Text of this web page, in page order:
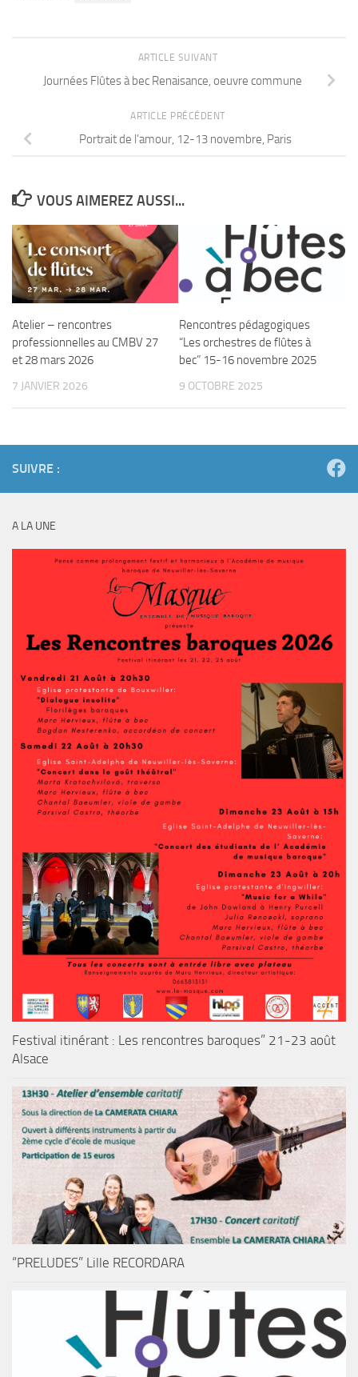
ARTICLE SUIVANT
Journées Flûtes à bec Renaisance, oeuvre commune
ARTICLE PRÉCÉDENT
Portrait de l’amour, 12-13 novembre, Paris
VOUS AIMEREZ AUSSI...
Atelier – rencontres
professionnelles au CMBV 27
et 28 mars 2026
7 JANVIER 2026
Rencontres pédagogiques
“Les orchestres de flûtes à
bec” 15-16 novembre 2025
9 OCTOBRE 2025
SUIVRE :
A LA UNE
Festival itinérant : Les rencontres baroques” 21-23 août
Alsace
“PRELUDES” Lille RECORDARA